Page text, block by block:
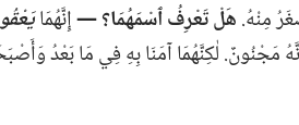
مِنْهُ.‏هَلْ تَعْرِفُ ٱسْمَهُمَا؟‏ —‏إِنَّهُمَا
مَجْنُونٌ.‏ لٰكِنَّهُمَا آمَنَا بِهِ فِي مَا بَعْدُ